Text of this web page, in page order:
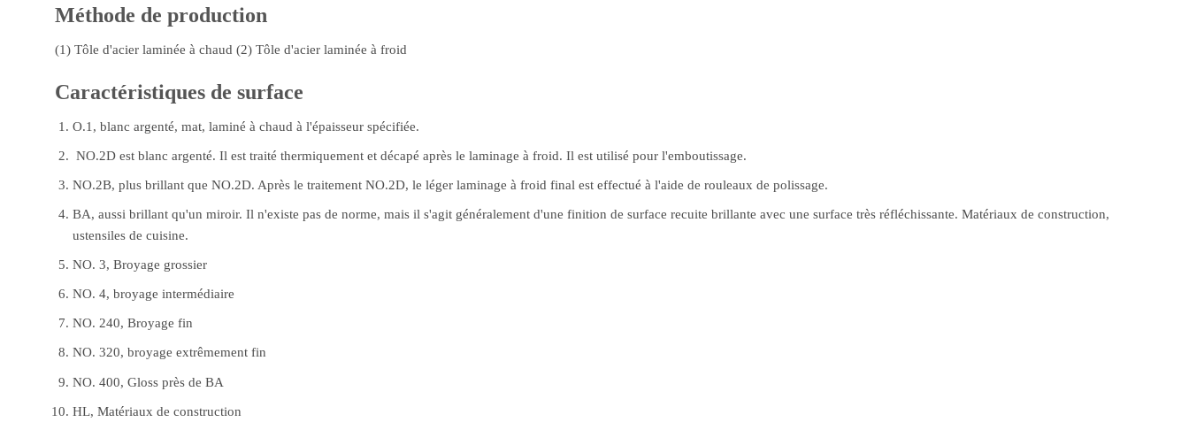
Méthode de production
(1) Tôle d'acier laminée à chaud (2) Tôle d'acier laminée à froid
Caractéristiques de surface
O.1, blanc argenté, mat, laminé à chaud à l'épaisseur spécifiée.
NO.2D est blanc argenté. Il est traité thermiquement et décapé après le laminage à froid. Il est utilisé pour l'emboutissage.
NO.2B, plus brillant que NO.2D. Après le traitement NO.2D, le léger laminage à froid final est effectué à l'aide de rouleaux de polissage.
BA, aussi brillant qu'un miroir. Il n'existe pas de norme, mais il s'agit généralement d'une finition de surface recuite brillante avec une surface très réfléchissante. Matériaux de construction,
ustensiles de cuisine.
NO. 3, Broyage grossier
NO. 4, broyage intermédiaire
NO. 240, Broyage fin
NO. 320, broyage extrêmement fin
NO. 400, Gloss près de BA
HL, Matériaux de construction